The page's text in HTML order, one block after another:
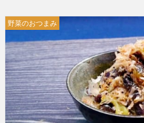
野菜のおつまみ